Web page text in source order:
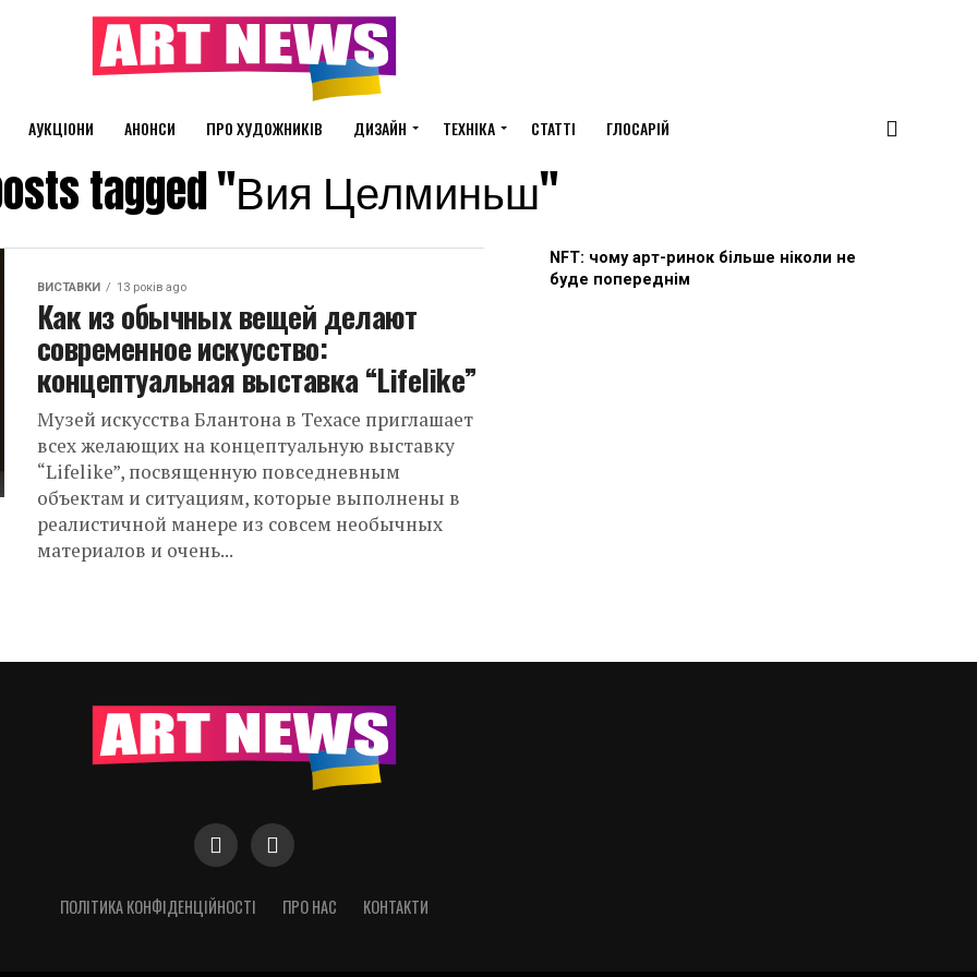
АУКЦІОНИ АНОНСИ ПРО ХУДОЖНИКІВ ДИЗАЙН ТЕХНІКА СТАТТІ ГЛОСАРІЙ
tagged "Вия Целминьш"
ВИСТАВКИ 13 років ago
Как из обычных вещей делают
современное искусство:
концептуальная выставка “Lifelike”
Музей искусства Блантона в Техасе приглашает
всех желающих на концептуальную выставку
“Lifelike”, посвященную повседневным
объектам и ситуациям, которые выполнены в
реалистичной манере из совсем необычных
материалов и очень...
NFT: чому арт-ринок більше ніколи не
буде попереднім
ПОЛІТИКА КОНФІДЕНЦІЙНОСТІ ПРО НАС КОНТАКТИ